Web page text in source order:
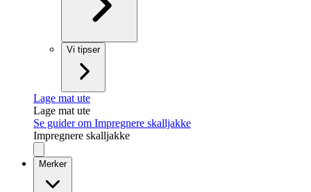
Vi tipser
Lage mat ute
Lage mat ute
Se guider om Impregnere skalljakke
Impregnere skalljakke
Merker